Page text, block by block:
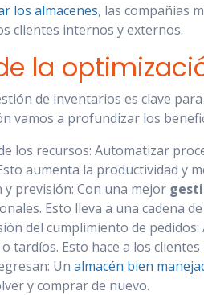
los almacenes, las compañías
clientes internos y externos.
la
de inventarios es clave
vamos a profundizar los
los recursos: Automatizar
aumenta la productividad y
previsión: Con una mejor
Esto lleva a una cadena
del cumplimiento de
tardíos. Esto hace a los clientes
Un almacén bien
y comprar de nuevo.